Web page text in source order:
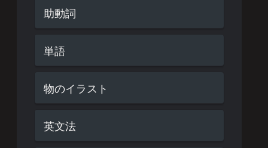
助動詞
単語
物のイラスト
英文法